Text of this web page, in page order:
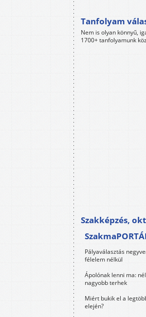
Tanfolyam
Nem is olyan könnyű,
1700+ tanfolyamunk
Szakképzés,
Pályaválasztás
félelem nélkül
Ápolónak lenni ma:
nagyobb terhek
Miért bukik el a
elején?